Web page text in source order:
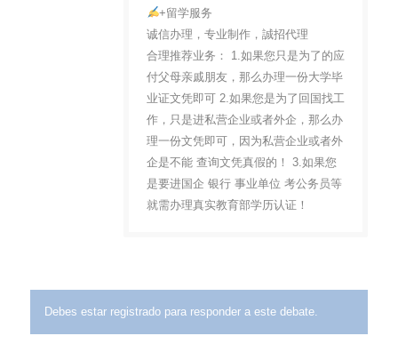
+留学服务
诚信办理，专业制作，誠招代理
合理推荐业务： 1.如果您只是为了的应
付父母亲戚朋友，那么办理一份大学毕
业证文凭即可 2.如果您是为了回国找工
作，只是进私营企业或者外企，那么办
理一份文凭即可，因为私营企业或者外
企是不能 查询文凭真假的！ 3.如果您
是要进国企 银行 事业单位 考公务员等
就需办理真实教育部学历认证！
Debes estar registrado para responder a este debate.